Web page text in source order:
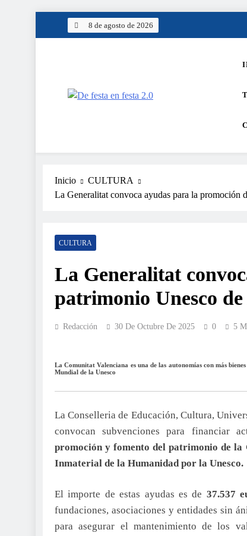
8 de agosto de 2026
Inicio
CULTURA
La Generalitat convoca ayudas para la promoción
CULTURA
La Generalitat
patrimonio Unesco
Redacción 30 De Octubre De 2025 0 5
La Comunitat Valenciana es una de las autonomías con más
Mundial de la Unesco
La Conselleria de Educación, Cultura,
convocan subvenciones para financiar
promoción y fomento del patrimonio de la
Inmaterial de la Humanidad por la Unesco.
El importe de estas ayudas es de 37.537
fundaciones, asociaciones y entidades sin
para asegurar el mantenimiento de los